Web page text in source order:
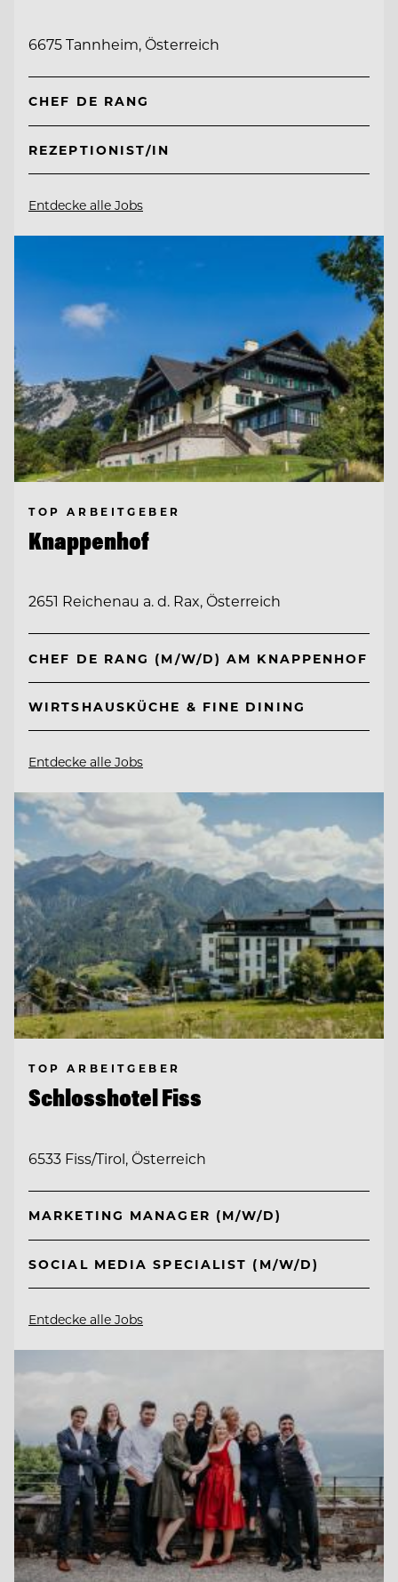
6675 Tannheim, Österreich
CHEF DE RANG
REZEPTIONIST/IN
Entdecke alle Jobs
TOP ARBEITGEBER
Knappenhof
2651 Reichenau a. d. Rax, Österreich
CHEF DE RANG (M/W/D) AM KNAPPENHOF
WIRTSHAUSKÜCHE & FINE DINING
Entdecke alle Jobs
TOP ARBEITGEBER
Schlosshotel Fiss
6533 Fiss/Tirol, Österreich
MARKETING MANAGER (M/W/D)
SOCIAL MEDIA SPECIALIST (M/W/D)
Entdecke alle Jobs